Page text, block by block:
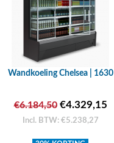
Wandkoeling Chelsea | 1630
€6.184,50€4.329,15
Incl. BTW: €5.238,27